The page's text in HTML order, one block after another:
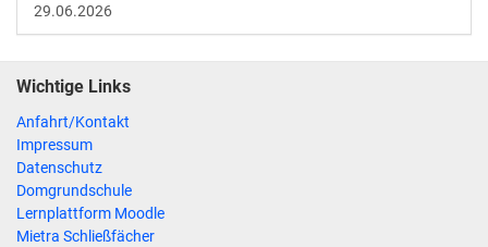
29.06.2026
Wichtige Links
Anfahrt/Kontakt
Impressum
Datenschutz
Domgrundschule
Lernplattform Moodle
Mietra Schließfächer